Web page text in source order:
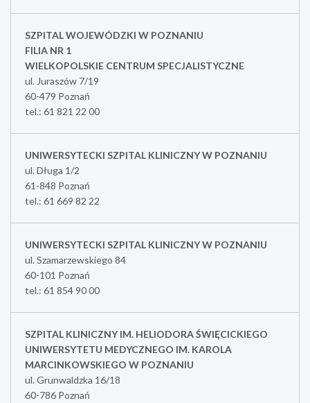
SZPITAL WOJEWÓDZKI W POZNANIU
FILIA NR 1
WIELKOPOLSKIE CENTRUM SPECJALISTYCZNE
ul. Juraszów 7/19
60-479 Poznań
tel.: 61 821 22 00
UNIWERSYTECKI SZPITAL KLINICZNY W POZNANIU
ul. Długa 1/2
61-848 Poznań
tel.: 61 669 82 22
UNIWERSYTECKI SZPITAL KLINICZNY W POZNANIU
ul. Szamarzewskiego 84
60-101 Poznań
tel.: 61 854 90 00
SZPITAL KLINICZNY IM. HELIODORA ŚWIĘCICKIEGO
UNIWERSYTETU MEDYCZNEGO IM. KAROLA
MARCINKOWSKIEGO W POZNANIU
ul. Grunwaldzka 16/18
60-786 Poznań